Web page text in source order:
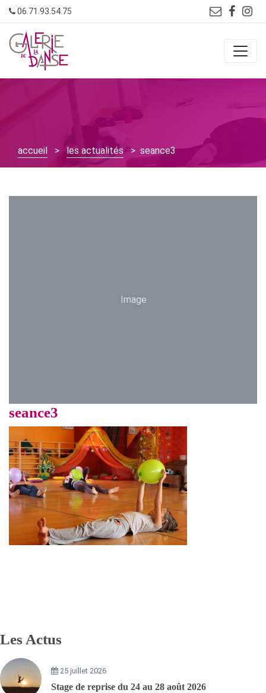
Skip
to
content
06.71.93.54.75
accueil > les actualités > seance3
Image
seance3
Les Actus
25 juillet 2026
Stage de reprise du 24 au 28 août 2026